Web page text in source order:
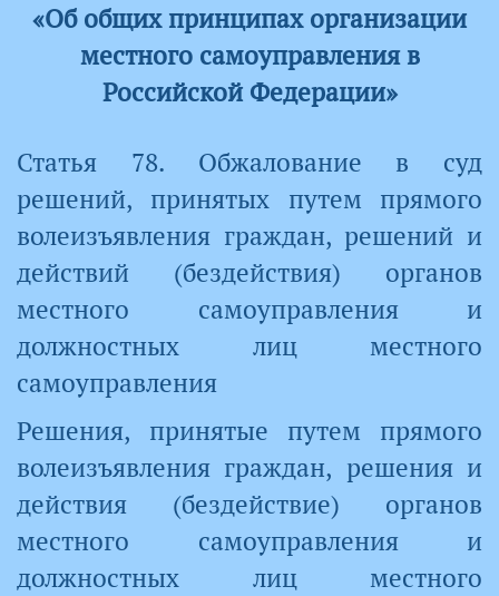
«Об общих принципах организации
местного самоуправления в
Российской Федерации»
Статья 78. Обжалование в суд
решений, принятых путем прямого
волеизъявления граждан, решений и
действий (бездействия) органов
местного самоуправления и
должностных лиц местного
самоуправления
Решения, принятые путем прямого
волеизъявления граждан, решения и
действия (бездействие) органов
местного самоуправления и
должностных лиц местного